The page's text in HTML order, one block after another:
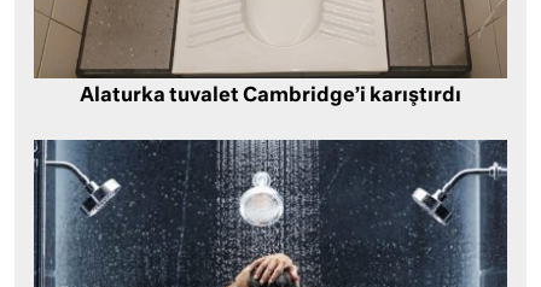
Alaturka tuvalet Cambridge’i karıştırdı